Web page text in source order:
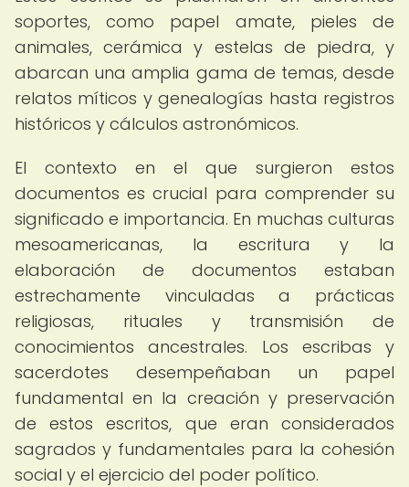
soportes, como papel amate, pieles de
animales, cerámica y estelas de piedra, y
abarcan una amplia gama de temas, desde
relatos míticos y genealogías hasta registros
históricos y cálculos astronómicos.
El contexto en el que surgieron estos
documentos es crucial para comprender su
significado e importancia. En muchas culturas
mesoamericanas, la escritura y la
elaboración de documentos estaban
estrechamente vinculadas a prácticas
religiosas, rituales y transmisión de
conocimientos ancestrales. Los escribas y
sacerdotes desempeñaban un papel
fundamental en la creación y preservación
de estos escritos, que eran considerados
sagrados y fundamentales para la cohesión
social y el ejercicio del poder político.